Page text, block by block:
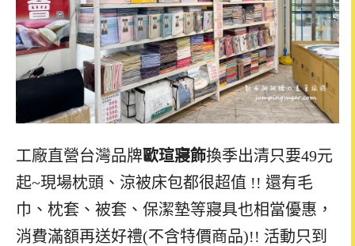
工廠直營台灣品牌歐瑄寢飾換季出清只要49元
起~現場枕頭、涼被床包都很超值 !! 還有毛
巾、枕套、被套、保潔墊等寢具也相當優惠，
消費滿額再送好禮(不含特價商品)!! 活動只到